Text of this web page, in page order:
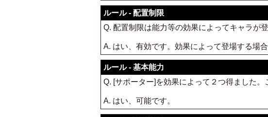
ルール - 配置制限
Q. 配置制限は能力等の効果によってキャラが
A. はい、有効です。効果によって登場する場
ルール - 基本能力
Q. [サポーター]を効果によって２つ得ました
A. はい、可能です。